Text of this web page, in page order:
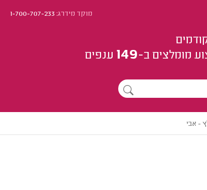
מוקד מידרג:1-700-707-233
מומלצים ב-149 ענפים
- אבי